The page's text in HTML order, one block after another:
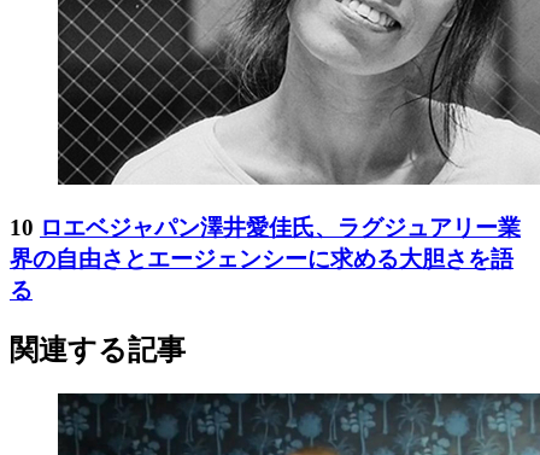
10 ロエベジャパン澤井愛佳氏、ラグジュアリー業
界の自由さとエージェンシーに求める大胆さを語
る
関連する記事